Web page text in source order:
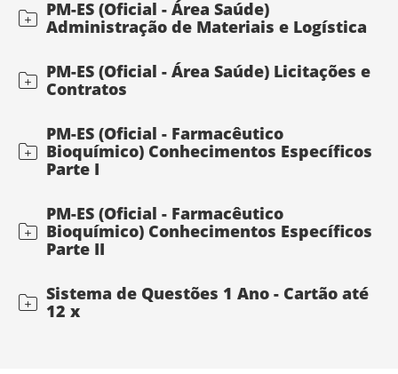
PM-ES (Oficial - Área Saúde)
Administração de Materiais e Logística
PM-ES (Oficial - Área Saúde) Licitações e
Contratos
PM-ES (Oficial - Farmacêutico
Bioquímico) Conhecimentos Específicos
Parte I
PM-ES (Oficial - Farmacêutico
Bioquímico) Conhecimentos Específicos
Parte II
Sistema de Questões 1 Ano - Cartão até
12 x